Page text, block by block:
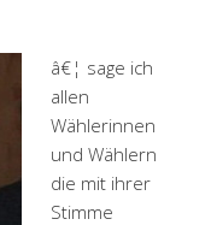
â€¦ sage ich
allen
Wählerinnen
und Wählern
die mit ihrer
Stimme